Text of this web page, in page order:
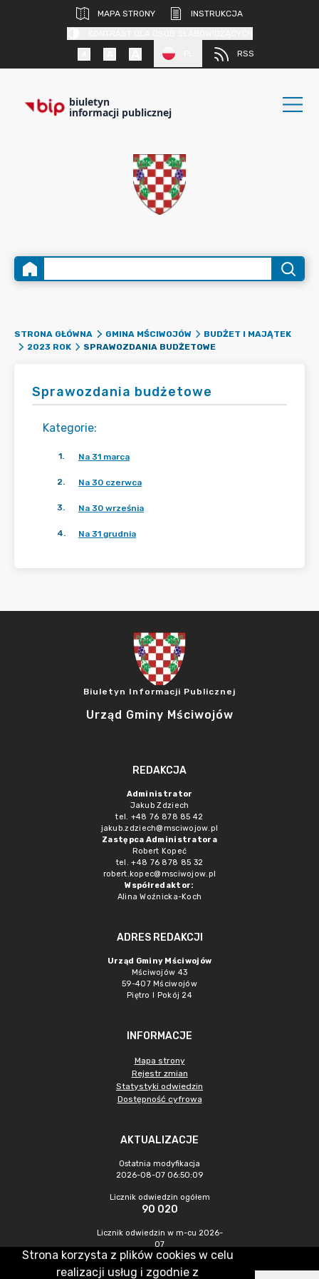
MAPA STRONY
INSTRUKCJA
RSS
biuletyn
informacji publicznej
STRONA GŁÓWNA GMINA MŚCIWOJÓW
BUDŻET I MAJĄTEK
2023 ROK
SPRAWOZDANIA BUDŻETOWE
Sprawozdania budżetowe
Kategorie:
1. Na 31 marca
2. Na 30 czerwca
3. Na 30 września
4. Na 31 grudnia
Biuletyn Informacji Publicznej
Urząd Gminy Mściwojów
REDAKCJA
Administrator
Jakub Zdziech
tel. +48 76 878 85 42
jakub.zdziech@msciwojow.pl
Zastępca Administratora
Robert Kopeć
tel. +48 76 878 85 32
robert.kopec@msciwojow.pl
Współredaktor:
Alina Woźnicka-Koch
ADRES REDAKCJI
Urząd Gminy Mściwojów
Mściwojów 43
59-407 Mściwojów
Piętro I Pokój 24
INFORMACJE
Mapa strony
Rejestr zmian
Statystyki odwiedzin
Dostępność cyfrowa
AKTUALIZACJE
Ostatnia modyfikacja
2026-08-07 06:50:09
Licznik odwiedzin ogółem
90 020
Licznik odwiedzin w m-cu 2026-
07
499
Strona korzysta z plików cookies w celu
realizacji usług i zgodnie z